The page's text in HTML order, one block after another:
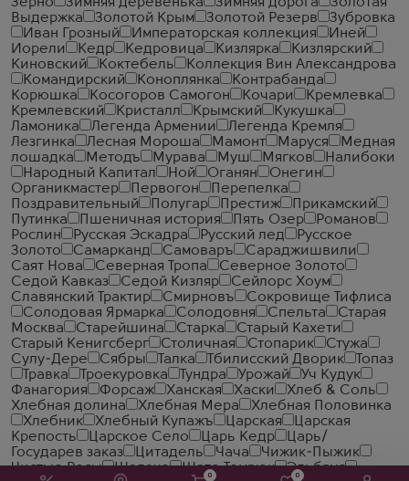
0 0
Выдержка
Золотой Крым Золотой Резерв
Зубровка
Иван Грозный
Императорская коллекция
Иней
Иорели
Кедр Кедровица Кизлярка
Кизлярский
Киновский
Коктебель
Коллекция Вин Александрова
Командирский
Коноплянка
Контрабанда
Корюшка
Косогоров Самогон Кочари
Кремлевка
Кремлевский
Кристалл Крымский
Кукушка
Ламоника
Легенда Армении
Легенда Кремля
Лезгинка
Лесная Мороша Мамонт Маруся
Медная
лошадка
Методъ Мурава Муш Мягков
Налибоки
Народный Капитал
Ной Оганян
Онегин
Органикмастер
Первогон
Перепелка
Поздравительный
Полугар Престиж
Прикамский
Путинка
Пшеничная история Пять Озер
Романов
Рослин
Русская Эскадра Русский лед
Русское
Золото
Самарканд Самоваръ
Сараджишвили
Саят Нова
Северная Тропа
Северное Золото
Седой Кавказ
Седой Кизляр
Сейлорс Хоум
Славянский Трактир
Смирновъ
Сокровище Тифлиса
Солодовая Ярмарка
Солодовня Спельта
Старая
Москва
Старейшина Старка
Старый Кахети
Старый Кенигсберг
Столичная Стопарик
Стужа
Сулу-Дере
Сябры Талка Тбилисский Дворик
Топаз
Травка
Троекуровка Тундра Урожай
Уч Кудук
Фанагория
Форсаж Ханская Хаски
Хлеб & Соль
Хлебная долина
Хлебная Мера
Хлебная Половинка
Хлебник
Хлебный Купажъ Царская
Царская
Крепость
Царское Село Царь Кедр
Царь/
Государев заказ
Цитадель Чача
Чижик-Пыжик
Чистые Росы
Шалахо Шато Темрюк
Эльбрус